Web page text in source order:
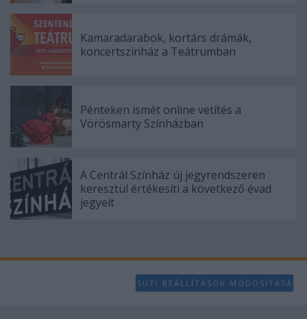
user protection.
Kamaradarabok, kortárs drámák,
koncertszínház a Teátrumban
Pénteken ismét online vetítés a
Vörösmarty Színházban
A Centrál Színház új jegyrendszeren
keresztül értékesíti a következő évad
jegyeit
SÜTI BEÁLLÍTÁSOK MÓDOSÍTÁSA